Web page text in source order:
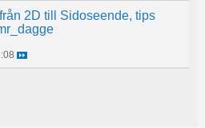
2D till Sidoseende, tips